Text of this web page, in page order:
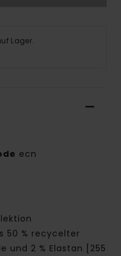
Lager.
ecn
50 % recycelter
und 2 % Elastan [255